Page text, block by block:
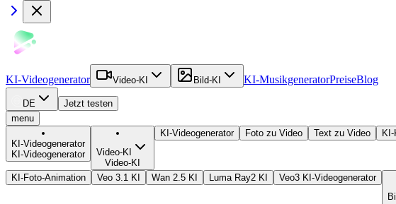
KI-Videogenerator Video-KI Bild-KI KI-MusikgeneratorPreiseBlog
DE
Jetzt testen
menu
KI-Videogenerator
KI-Videogenerator
Video-KI
Video-KI
KI-Videogenerator Foto zu Video Text zu Video
KI-Foto-Animation Veo 3.1 KI Wan 2.5 KI Luma Ray2 KI
Veo3 KI-Videogenerator